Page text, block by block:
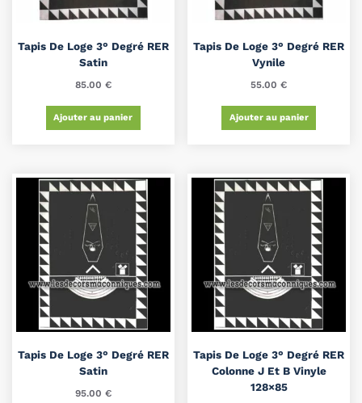
Tapis De Loge 3° Degré RER
Satin
85.00 €
Ajouter au panier
Tapis De Loge 3° Degré RER
Vynile
55.00€
Ajouter au panier
Tapis De Loge 3° Degré RER
Satin
95.00 €
Tapis De Loge 3° Degré RER
Colonne J Et B Vinyle
128×85